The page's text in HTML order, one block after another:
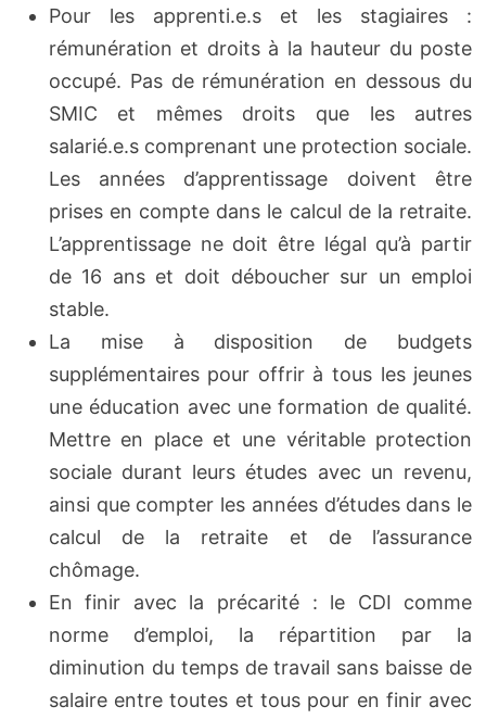
Pour les apprenti.e.s et les stagiaires :
rémunération et droits à la hauteur du poste
occupé. Pas de rémunération en dessous du
SMIC et mêmes droits que les autres
salarié.e.s comprenant une protection sociale.
Les années d’apprentissage doivent être
prises en compte dans le calcul de la retraite.
L’apprentissage ne doit être légal qu’à partir
de 16 ans et doit déboucher sur un emploi
stable.
La mise à disposition de budgets
supplémentaires pour offrir à tous les jeunes
une éducation avec une formation de qualité.
Mettre en place et une véritable protection
sociale durant leurs études avec un revenu,
ainsi que compter les années d’études dans le
calcul de la retraite et de l’assurance
chômage.
En finir avec la précarité : le CDI comme
norme d’emploi, la répartition par la
diminution du temps de travail sans baisse de
salaire entre toutes et tous pour en finir avec